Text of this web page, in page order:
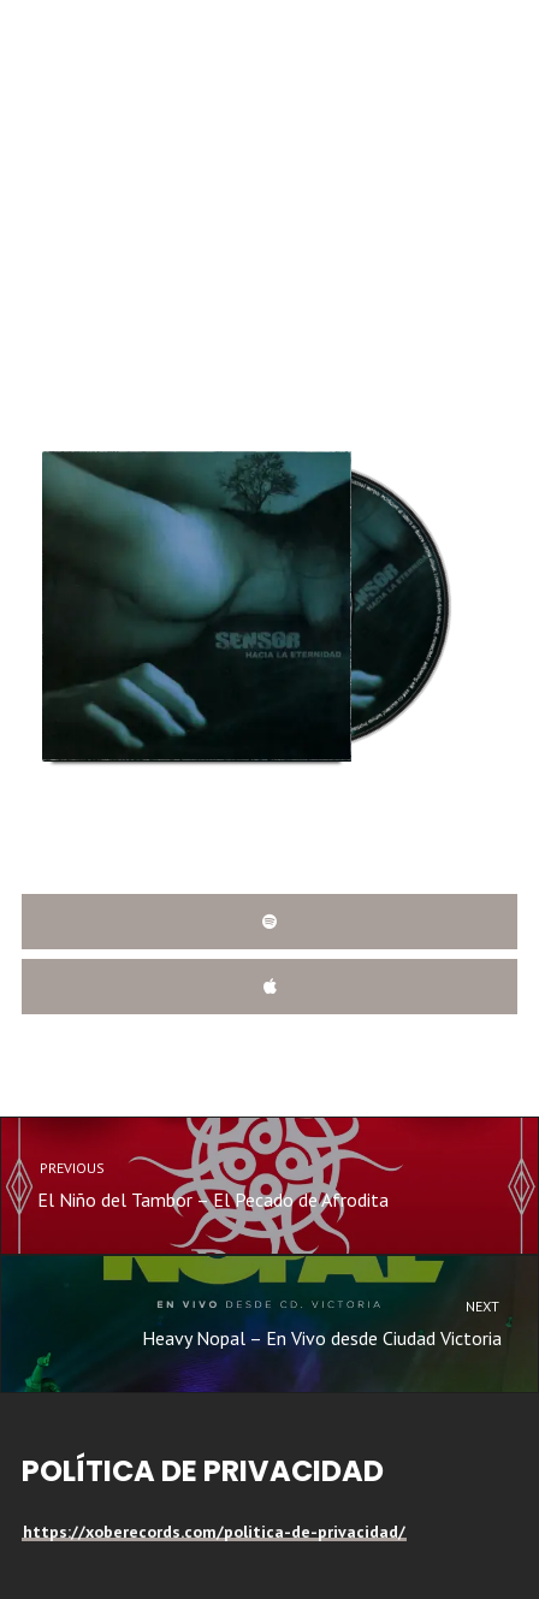
PREVIOUS
El Niño del Tambor – El Pecado de Afrodita
NEXT
Heavy Nopal – En Vivo desde Ciudad Victoria
POLÍTICA DE PRIVACIDAD
https://xoberecords.com/politica-de-privacidad/